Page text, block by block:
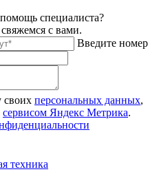
специалиста?
с вами.
Введите номер
своих персональных данных,
сервисом Яндекс Метрика.